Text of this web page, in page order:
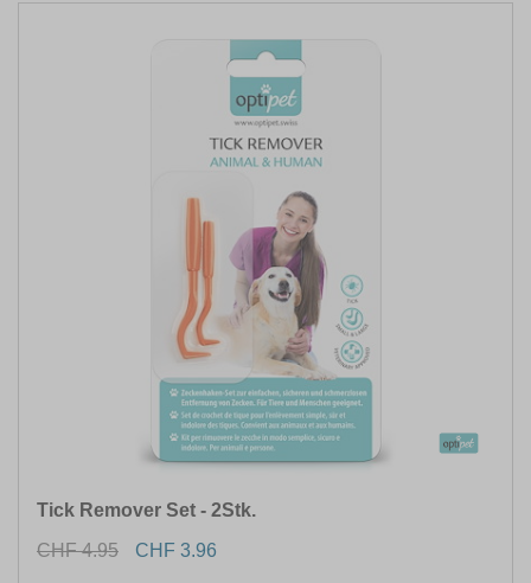
Tick Remover Set - 2Stk.
CHF 4.95
CHF 3.96